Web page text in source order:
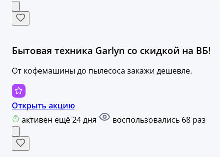
Бытовая техника Garlyn со скидкой на ВБ!
От кофемашины до пылесоса закажи дешевле.
Открыть акцию
активен ещё 24 дня
воспользовались 68 раз